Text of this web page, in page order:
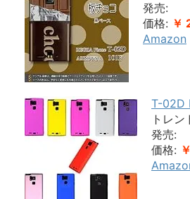
発売:
価格: ￥
Amazon
T-02D
トレ
発売:
価格: